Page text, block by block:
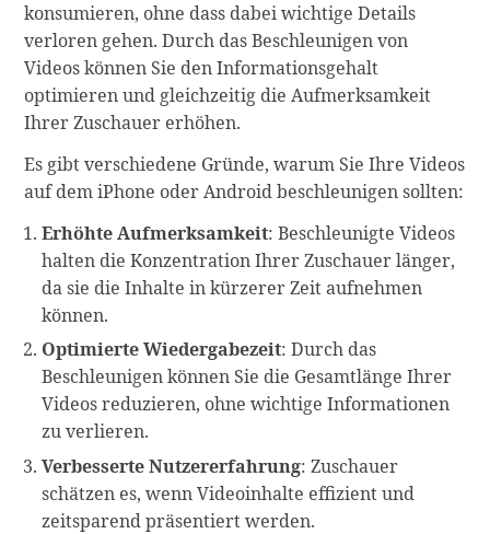
konsumieren, ohne dass dabei wichtige Details
verloren gehen. Durch das Beschleunigen von
Videos können Sie den Informationsgehalt
optimieren und gleichzeitig die Aufmerksamkeit
Ihrer Zuschauer erhöhen.
Es gibt verschiedene Gründe, warum Sie Ihre Videos
auf dem iPhone oder Android beschleunigen sollten:
Erhöhte Aufmerksamkeit: Beschleunigte Videos
halten die Konzentration Ihrer Zuschauer länger,
da sie die Inhalte in kürzerer Zeit aufnehmen
können.
Optimierte Wiedergabezeit: Durch das
Beschleunigen können Sie die Gesamtlänge Ihrer
Videos reduzieren, ohne wichtige Informationen
zu verlieren.
Verbesserte Nutzererfahrung: Zuschauer
schätzen es, wenn Videoinhalte effizient und
zeitsparend präsentiert werden.